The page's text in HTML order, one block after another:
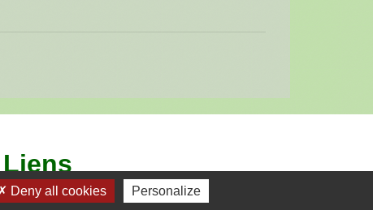
Liens
Deny all cookies Personalize